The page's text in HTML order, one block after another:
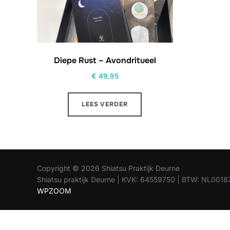
Diepe Rust – Avondritueel
€ 49,95
LEES VERDER
Copyright © 2026 Shiatsu Praktijk Deurne
Shiatsu praktijk Deurne | KVK: 64559750 | BTW:
WPZOOM